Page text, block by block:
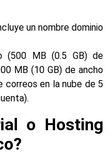
un nombre dominio
(500 MB (0.5 GB) de
MB (10 GB) de ancho
correos en la nube de 5
o Hosting